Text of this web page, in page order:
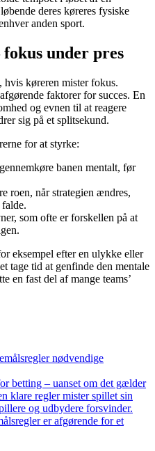
deres køreres fysiske
anden sport.
under pres
køreren mister fokus.
faktorer for succes. En
og evnen til at reagere
sig på et splitsekund.
for at styrke:
banen mentalt, før
roen, når strategien ændres,
som ofte er forskellen på at
eksempel efter en ulykke eller
tage tid at genfinde den mentale
en fast del af mange teams’
nødvendige
betting – uanset om det gælder
klare regler mister spillet sin
og udbydere forsvinder.
er afgørende for et